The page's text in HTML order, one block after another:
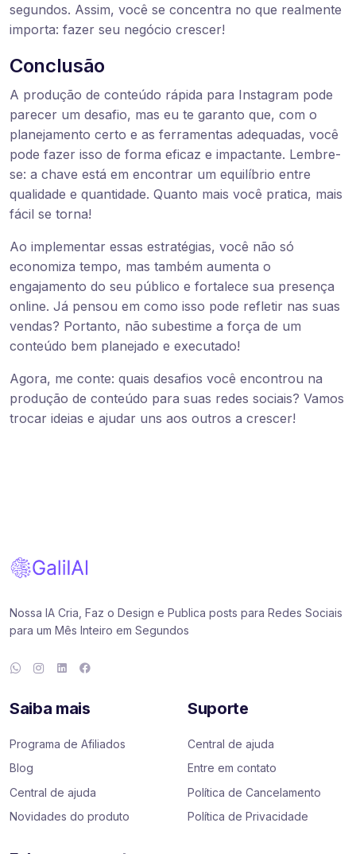
segundos. Assim, você se concentra no que realmente
importa: fazer seu negócio crescer!
Conclusão
A produção de conteúdo rápida para Instagram pode
parecer um desafio, mas eu te garanto que, com o
planejamento certo e as ferramentas adequadas, você
pode fazer isso de forma eficaz e impactante. Lembre-
se: a chave está em encontrar um equilíbrio entre
qualidade e quantidade. Quanto mais você pratica, mais
fácil se torna!
Ao implementar essas estratégias, você não só
economiza tempo, mas também aumenta o
engajamento do seu público e fortalece sua presença
online. Já pensou em como isso pode refletir nas suas
vendas? Portanto, não subestime a força de um
conteúdo bem planejado e executado!
Agora, me conte: quais desafios você encontrou na
produção de conteúdo para suas redes sociais? Vamos
trocar ideias e ajudar uns aos outros a crescer!
Nossa IA Cria, Faz o Design e Publica posts para Redes Sociais
para um Mês Inteiro em Segundos
Saiba mais
Programa de Afiliados
Blog
Central de ajuda
Novidades do produto
Suporte
Central de ajuda
Entre em contato
Política de Cancelamento
Política de Privacidade